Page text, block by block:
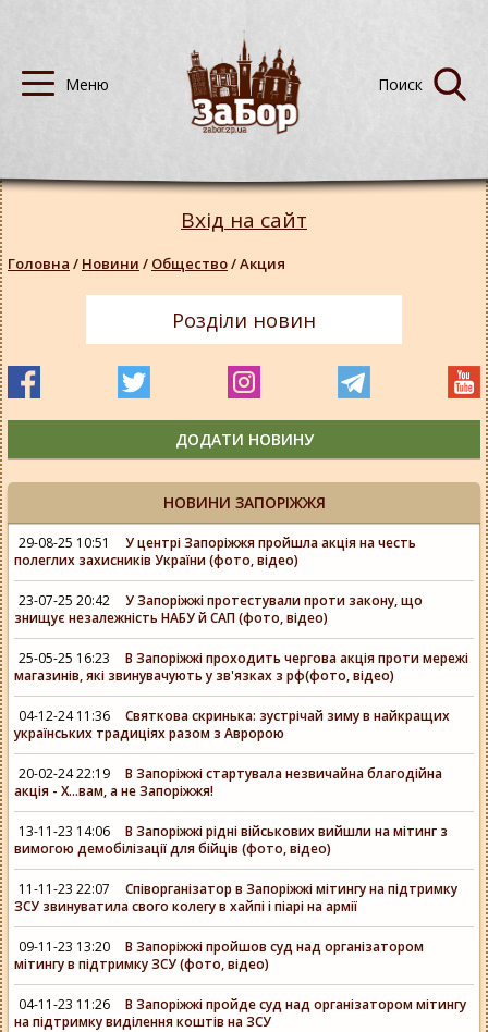
Вхід на сайт
Головна / Новини / Общество/Акция
Розділи новин
ДОДАТИ НОВИНУ
НОВИНИ ЗАПОРІЖЖЯ
29-08-25 10:51
У центрі Запоріжжя пройшла акція на честь
полеглих захисників України (фото, відео)
23-07-25 20:42
У Запоріжжі протестували проти закону, що
знищує незалежність НАБУ й САП (фото, відео)
25-05-25 16:23
В Запоріжжі проходить чергова акція проти мережі
магазинів, які звинувачують у зв'язках з рф(фото, відео)
04-12-24 11:36
Святкова скринька: зустрічай зиму в найкращих
українських традиціях разом з Авророю
20-02-24 22:19
В Запоріжжі стартувала незвичайна благодійна
акція - Х...вам, а не Запоріжжя!
13-11-23 14:06
В Запоріжжі рідні військових вийшли на мітинг з
вимогою демобілізації для бійців (фото, відео)
11-11-23 22:07
Співорганізатор в Запоріжжі мітингу на підтримку
ЗСУ звинуватила свого колегу в хайпі і піарі на армії
09-11-23 13:20
В Запоріжжі пройшов суд над організатором
мітингу в підтримку ЗСУ (фото, відео)
04-11-23 11:26
В Запоріжжі пройде суд над організатором мітингу
на підтримку виділення коштів на ЗСУ